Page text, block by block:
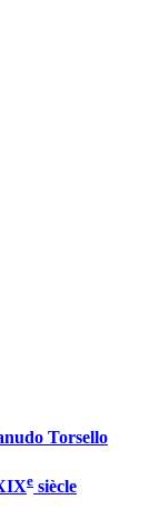
Torsello
e siècle